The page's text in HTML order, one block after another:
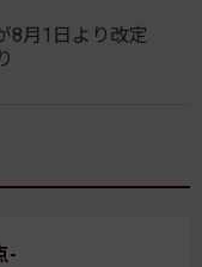
8月1日より改定
-